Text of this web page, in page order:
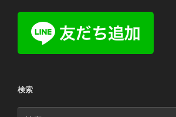
検索